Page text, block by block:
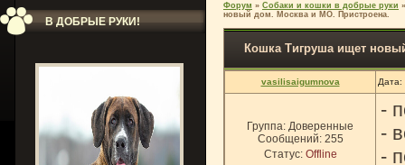
В ДОБРЫЕ РУКИ!
Форум » Собаки и кошки в добрые руки »
новый дом. Москва и МО. Пристроена.
Кошка Тигруша ищет
vasilisaigumnova Дата:
Группа: Доверенные
Сообщений: 255
Статус: Offline
-
-
-